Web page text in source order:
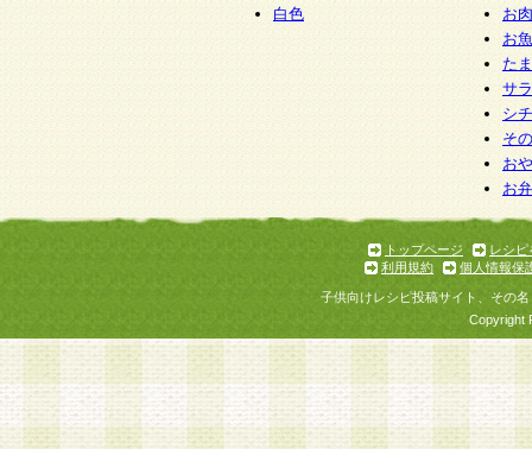
白色
お
お
た
サ
シ
そ
お
お
トップページ
レシピ
利用規約
個人情報保
子供向けレシピ投稿サイト、その
Copyright